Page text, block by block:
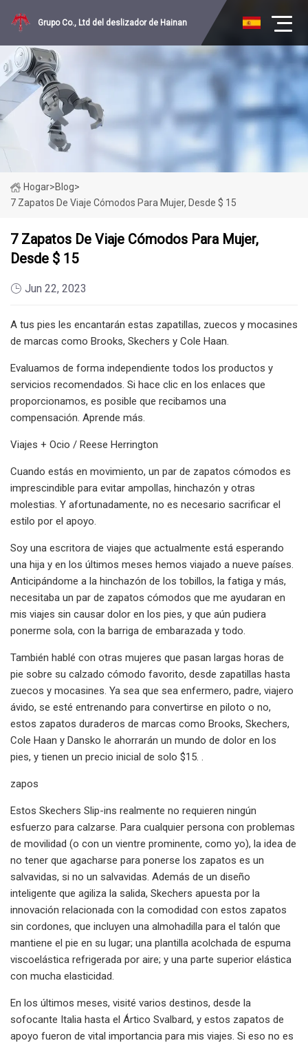
Grupo Co., Ltd del deslizador de Hainan
Hogar>Blog>
7 Zapatos De Viaje Cómodos Para Mujer, Desde $ 15
7 Zapatos De Viaje Cómodos Para Mujer,
Desde $ 15
Jun 22, 2023
A tus pies les encantarán estas zapatillas, zuecos y mocasines
de marcas como Brooks, Skechers y Cole Haan.
Evaluamos de forma independiente todos los productos y
servicios recomendados. Si hace clic en los enlaces que
proporcionamos, es posible que recibamos una
compensación. Aprende más.
Viajes + Ocio / Reese Herrington
Cuando estás en movimiento, un par de zapatos cómodos es
imprescindible para evitar ampollas, hinchazón y otras
molestias. Y afortunadamente, no es necesario sacrificar el
estilo por el apoyo.
Soy una escritora de viajes que actualmente está esperando
una hija y en los últimos meses hemos viajado a nueve países.
Anticipándome a la hinchazón de los tobillos, la fatiga y más,
necesitaba un par de zapatos cómodos que me ayudaran en
mis viajes sin causar dolor en los pies, y que aún pudiera
ponerme sola, con la barriga de embarazada y todo.
También hablé con otras mujeres que pasan largas horas de
pie sobre su calzado cómodo favorito, desde zapatillas hasta
zuecos y mocasines. Ya sea que sea enfermero, padre, viajero
ávido, se esté entrenando para convertirse en piloto o no,
estos zapatos duraderos de marcas como Brooks, Skechers,
Cole Haan y Dansko le ahorrarán un mundo de dolor en los
pies, y tienen un precio inicial de solo $15. .
zapos
Estos Skechers Slip-ins realmente no requieren ningún
esfuerzo para calzarse. Para cualquier persona con problemas
de movilidad (o con un vientre prominente, como yo), la idea de
no tener que agacharse para ponerse los zapatos es un
salvavidas, si no un salvavidas. Además de un diseño
inteligente que agiliza la salida, Skechers apuesta por la
innovación relacionada con la comodidad con estos zapatos
sin cordones, que incluyen una almohadilla para el talón que
mantiene el pie en su lugar; una plantilla acolchada de espuma
viscoelástica refrigerada por aire; y una parte superior elástica
con mucha elasticidad.
En los últimos meses, visité varios destinos, desde la
sofocante Italia hasta el Ártico Svalbard, y estos zapatos de
apoyo fueron de vital importancia para mis viajes. Si eso no es